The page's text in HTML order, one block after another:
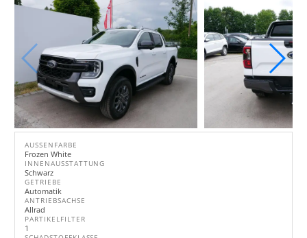
AUSSENFARBE
Frozen White
INNENAUSSTATTUNG
Schwarz
GETRIEBE
Automatik
ANTRIEBSACHSE
Allrad
PARTIKELFILTER
1